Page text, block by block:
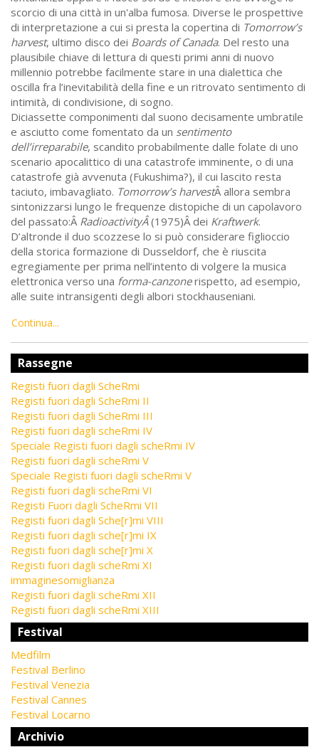
scorcio di una città in un'alba fumosa. Diverse le prospettive
di interpretazione a cui si presta la copertina di Tomorrow’s
harvest, ultimo disco dei Boards of Canada. Del resto una
plausibile chiave di lettura di questi primi anni di nuovo
millennio potrebbe facilmente stare in una dialettica che
oscilla fra l’inevitabilità della fine e un ritrovato sentimento di
intimità, di condivisione, di sogno.
Diciassette componimenti dal suono decisamente umbratile
e asciutto come fomentato da un sentimento
dell’irreparabile, scandito probabilmente dalle folate di uno
scenario apocalittico di una catastrofe imminente, o di una
catastrofe già avvenuta (Fukushima?), il cui lascito resta
taciuto, imbavagliato. Tomorrow’s harvestÂ allora sembra
sintonizzarsi lungo le frequenze distopiche di un capolavoro
del passato:Â RadioactivityÂ(1975)Â dei Kraftwerk.
D’altronde il duo scozzese lo si può considerare figlioccio
della storica formazione di Dusseldorf, che è riuscita
egregiamente per prima nell’intento di volgere la musica
elettronica verso una forma-canzonerispetto, ad esempio,
alle suite intransigenti degli albori stockhauseniani.
Continua...
Rassegne
Registi fuori dagli ScheRmi
Registi fuori dagli ScheRmi II
Registi fuori dagli ScheRmi III
Registi fuori dagli scheRmi IV
Speciale Registi fuori dagli scheRmi IV
Registi fuori dagli scheRmi V
Speciale Registi fuori dagli scheRmi V
Registi fuori dagli scheRmi VI
Registi Fuori dagli ScheRmi VII
Registi fuori dagli Sche[r]mi VIII
Registi fuori dagli sche[r]mi IX
Registi fuori dagli sche[r]mi X
Registi fuori dagli scheRmi XI
immaginesomiglianza
Registi fuori dagli scheRmi XII
Registi fuori dagli scheRmi XIII
Festival
Medfilm
Festival Berlino
Festival Venezia
Festival Cannes
Festival Locarno
Archivio